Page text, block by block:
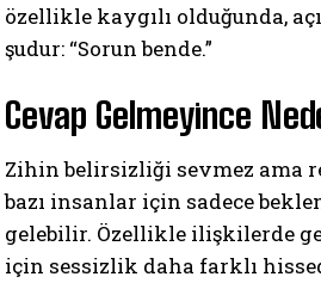
Gizlilik politikasını
özellikle kaygılı olduğunda,
şudur: “Sorun bende.”
Cevap Gelmeyince
Zihin belirsizliği sevmez ama
bazı insanlar için sadece
gelebilir. Özellikle ilişkilerde
için sessizlik daha farklı